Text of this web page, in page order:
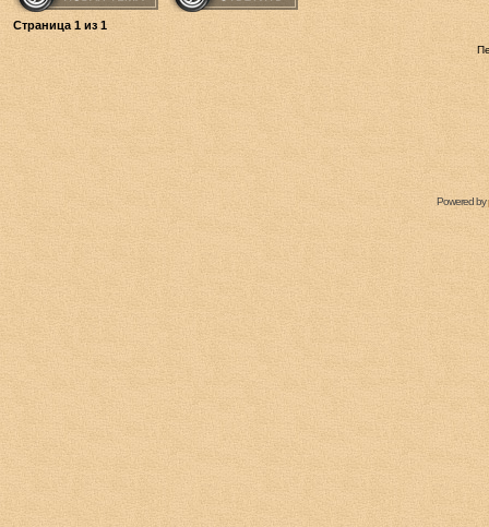
Страница 1 из 1
Powered by